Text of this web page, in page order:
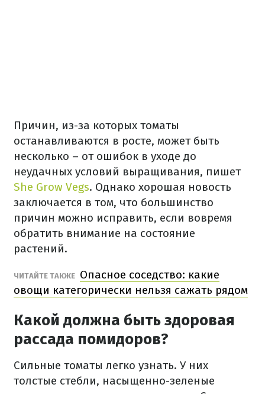
Причин, из-за которых томаты
останавливаются в росте, может быть
несколько – от ошибок в уходе до
неудачных условий выращивания, пишет
She Grow Vegs. Однако хорошая новость
заключается в том, что большинство
причин можно исправить, если вовремя
обратить внимание на состояние
растений.
ЧИТАЙТЕ ТАКЖЕ Опасное соседство: какие
овощи категорически нельзя сажать рядом
Какой должна быть здоровая
рассада помидоров?
Сильные томаты легко узнать. У них
толстые стебли, насыщенно-зеленые